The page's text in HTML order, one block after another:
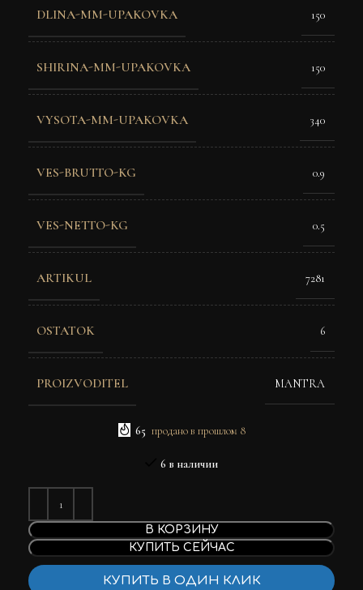
DLINA-MM-UPAKOVKA 150
SHIRINA-MM-UPAKOVKA 150
VYSOTA-MM-UPAKOVKA 340
VES-BRUTTO-KG 0.9
VES-NETTO-KG 0.5
ARTIKUL 7281
OSTATOK 6
PROIZVODITEL MANTRA
65 продано в прошлом 8
6 в наличии
В КОРЗИНУ
КУПИТЬ СЕЙЧАС
КУПИТЬ В ОДИН КЛИК